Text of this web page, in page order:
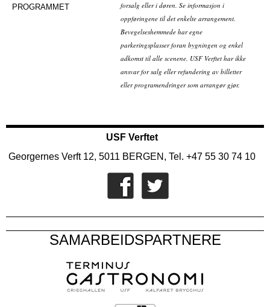
PROGRAMMET
forsalg eller i døren. Se informasjon i
oppføringene til det enkelte arrangement.
Bevegelseshemmede har egne
parkeringsplasser foran bygningen og enkel
adkomst til alle scenene. USF Verftet har ikke
ansvar for salg eller refundering av billetter
eller programendringer som arrangør gjør.
USF Verftet
Georgernes Verft 12, 5011 BERGEN, Tel. +47 55 30 74 10
SAMARBEIDSPARTNERE